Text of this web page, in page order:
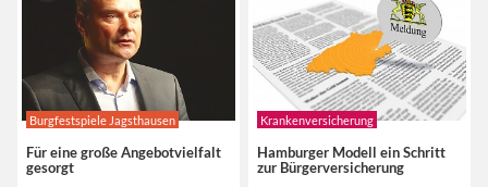
Burgfestspiele Jagsthausen
Für eine große Angebotvielfalt
gesorgt
Krankenversicherung
Hamburger Modell ein Schritt
zur Bürgerversicherung